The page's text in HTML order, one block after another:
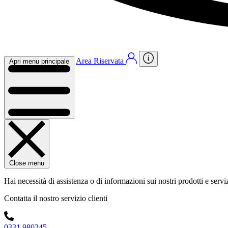
Apri menu principale Area Riservata
Close menu
Hai necessità di assistenza o di informazioni sui nostri prodotti e
Contatta il nostro servizio clienti